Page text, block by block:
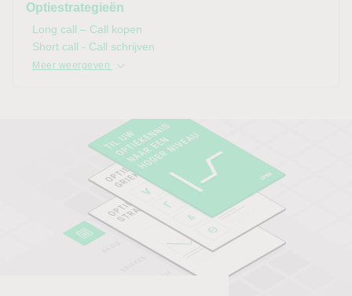
Optiestrategieën
Long call – Call kopen
Short call - Call schrijven
Meer weergeven